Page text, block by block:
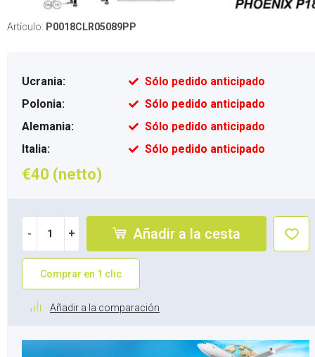
Artículo: P0018CLR05089PP
Ucrania:
Sólo pedido anticipado
Polonia:
Sólo pedido anticipado
Alemania:
Sólo pedido anticipado
Italia:
Sólo pedido anticipado
€40 (netto)
- + Añadir a la cesta
Comprar en 1 clic
Añadir a la comparación